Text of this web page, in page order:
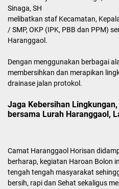
Sinaga, SH
melibatkan staf Kecamatan,
/ SMP, OKP (IPK, PBB dan PPM)
Haranggaol.
Dengan menggunakan berbagai
membersihkan dan merapikan
drainase jalan protokol.
Jaga Kebersihan
bersama Lurah Haranggaol,